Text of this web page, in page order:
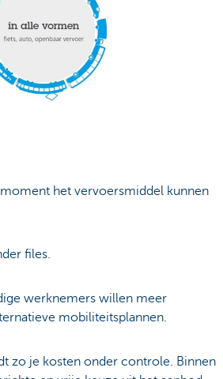
het vervoersmiddel kunnen
files.
werknemers willen meer
mobiliteitsplannen.
zo je kosten onder controle. Binnen